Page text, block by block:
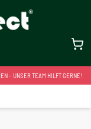
– UNSER TEAM HILFT GERNE!